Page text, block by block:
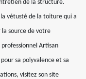
de la structure.
vétusté de la toiture qui a
source de votre
Artisan
sa polyvalence et sa
visitez son site